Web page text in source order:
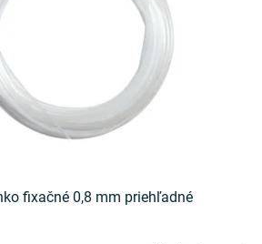
fixačné 0,8 mm priehľadné